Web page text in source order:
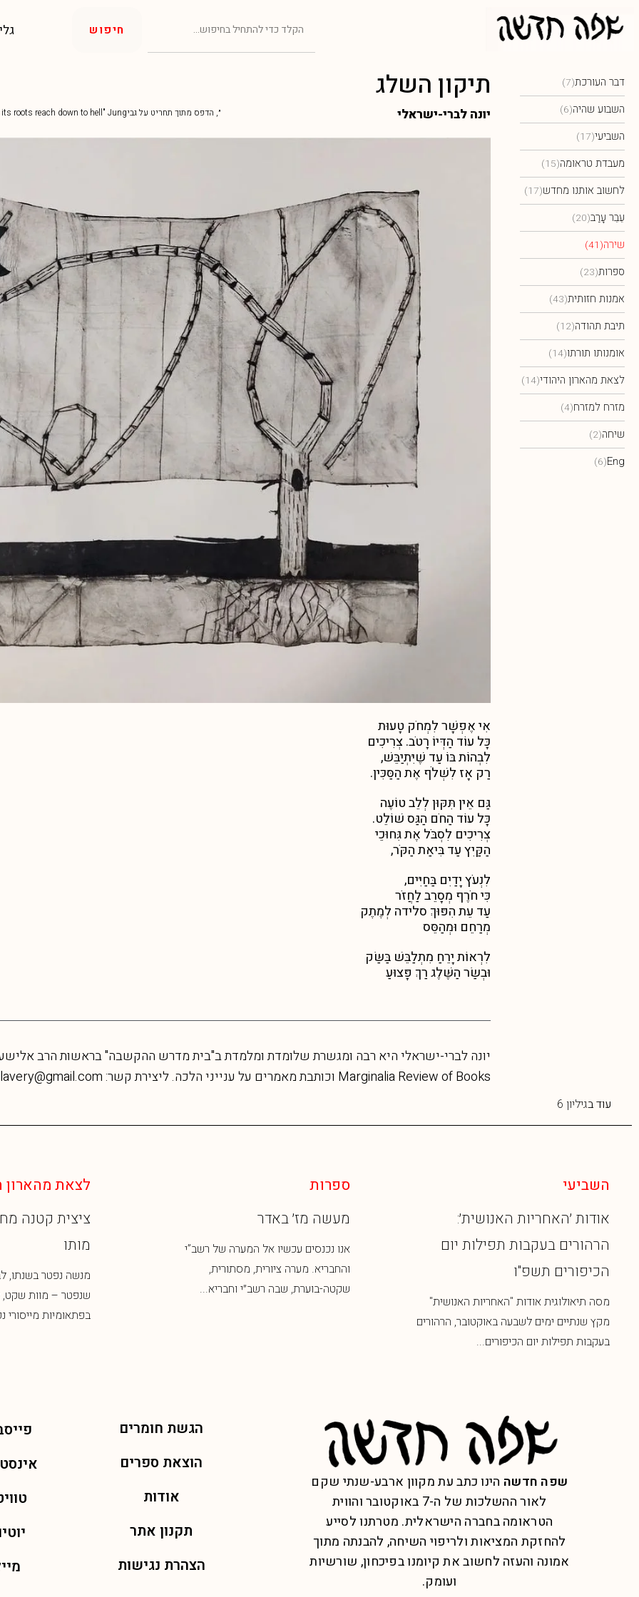
חיפוש
דבר העורכת(7)
השבוע שהיה(6)
השביעי(17)
מעבדת טראומה(15)
לחשוב אותנו מחדש(17)
עֵבֵר עׇרַב(20)
שירה(41)
ספרות(23)
אמנות חזותית(43)
תיבת תהודה(12)
אומנותו תורתו(14)
לצאת מהארון היהודי(14)
מזרח למזרח(4)
שיחה(2)
Eng
(6)
תיקון השלג
יונה לברי-ישראלי
אִי אֶפְשָׁר לִמְחֹק טָעוּת
כָּל עוֹד הַדְּיוֹ רָטֹב. צְרִיכִים
לִבְהוֹת בּוֹ עַד שֶׁיִּתְיַבֵּשׁ,
רַק אָז לִשְׁלֹף אֶת הַסַּכִּין.
גַּם אֵין תִּקּוּן לְלֵב טוֹעֶה
כָּל עוֹד הַחֹם הַגַּס שׁוֹלֵט.
צְרִיכִים לִסְבֹּל אֶת גִּחוּכֵי
הַקַּיִץ עַד בִּיאַת הַקֹּר,
לִנְעֹץ יָדַיִם בַּחַיִּים,
כִּי חֹרֶף מְסָרֵב לַחֲזֹר
עַד עֵת הִפּוּךְ סלידה לְמֶתֶק
מְרַחֵם וּמְהַסֵּס
לִרְאוֹת יָרֵחַ מִתְלַבֵּשׁ בַּשַּׂק
וּבְשַׂר הַשֶּׁלֶג רַךְ פָּצוּעַ
Marginalia Review of Books וכותבת מאמרים על ענייני הלכה. ליצירת קשר: yonah.lavery@gmail.com
עוד בגיליון 6
השביעי
אודות ׳האחריות האנושית׳:
הרהורים בעקבות תפילות יום
הכיפורים תשפ"ו
מסה תיאולוגית אודות "האחריות האנושית"
מקץ שנתיים ימים לשבעה באוקטובר, הרהורים
בעקבות תפילות יום הכיפורים...
ספרות
מעשה מז׳ באדר
אנו נכנסים עכשיו אל המערה של רשב”י
והחבריא. מערה ציורית, מסתורית,
שקטה-בוערת, שבה רשב״י וחבריא...
לצאת מהארון
ציצית קטנה
מותו
מנשה נפטר בשנתו,
שנפטר – מוות שקט,
בפתאומיות מייסורי
שפה חדשה הינו כתב עת מקוון ארבע-שנתי שקם
לאור ההשלכות של ה-7 באוקטובר והווית
הטראומה בחברה הישראלית. מטרתנו לסייע
להחזקת המציאות ולריפוי השיחה, להבנתה מתוך
אמונה והעזה לחשוב את קיומנו בפיכחון, שורשיות
ועומק.
הגשת חומרים
הוצאת ספרים
אודות
תקנון אתר
הצהרת נגישות